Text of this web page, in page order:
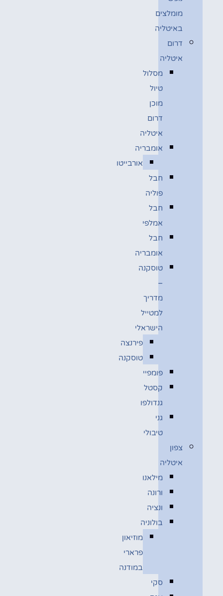
מומלצים
באיטליה
דרום
איטליה
מסלול
טיול
מוכן
דרום
איטליה
אומבריה
אורבייטו
חבל
פוליה
חבל
אמלפי
חבל
אומבריה
טוסקנה
–
מדריך
למטייל
הישראלי
פירנצה
טוסקנה
פומפיי
קסטל
גנדולפו
גני
טיבולי
צפון
איטליה
מילאנו
ורונה
ונציה
בולוניה
מוזיאון
פרארי
במודנה
סקי